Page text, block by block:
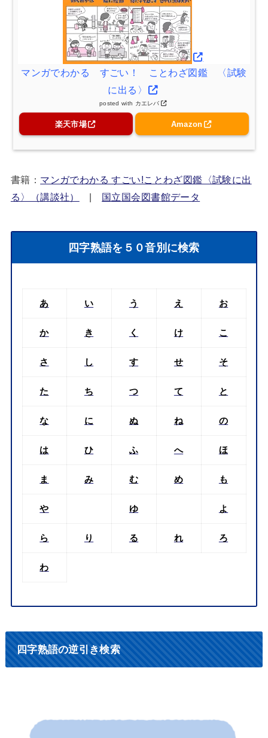
マンガでわかる すごい！ ことわざ図鑑 〈試験
に出る〉
posted with カエレバ
楽天市場 Amazon
書籍： マンガでわかる すごい!ことわざ図鑑〈試験に出
る〉（講談社）
国立国会図書館データ
四字熟語を５０音別に検索
あ い う え お
か き く け こ
さ し す せ そ
た ち つ て と
な に ぬ ね の
は ひ ふ へ ほ
ま み む め も
や ゆ よ
ら り る れ ろ
わ
四字熟語の逆引き検索